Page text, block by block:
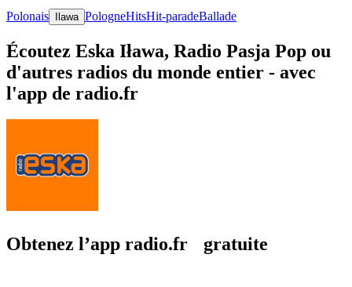
Polonais Ilawa PologneHitsHit-paradeBallade
Écoutez Eska Iława, Radio Pasja Pop ou
d'autres radios du monde entier - avec
l'app de radio.fr
Obtenez l’app radio.fr gratuite